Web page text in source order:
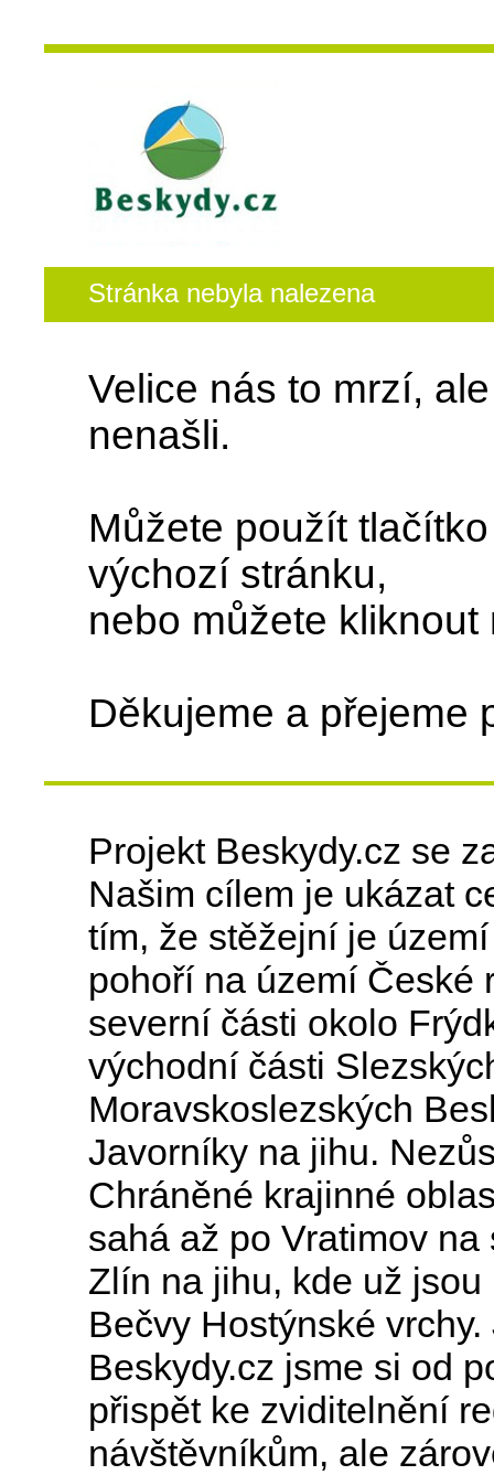
Stránka nebyla nalezena
Velice nás to mrzí,
nenašli.
Můžete použít
výchozí stránku,
nebo můžete
Děkujeme a přejeme
Projekt Beskydy.cz se
Našim cílem je ukázat
tím, že stěžejní je
pohoří na území České
severní části okolo
východní části
Moravskoslezských
Javorníky na jihu.
Chráněné krajinné
sahá až po Vratimov
Zlín na jihu, kde už
Bečvy Hostýnské
Beskydy.cz jsme si od
přispět ke zviditelnění
návštěvníkům, ale